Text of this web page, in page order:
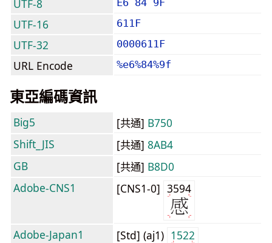
UTF-8 E6 84 9F
UTF-16 611F
UTF-32 0000611F
URL Encode %e6%84%9f
東亞編碼資訊
Big5 [共通] B750
Shift_JIS
[共通] 8AB4
GB
[共通] B8D0
Adobe-CNS1
[CNS1-0] 3594
Adobe-Japan1 [Std] (aj1) 1522